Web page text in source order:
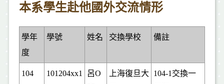
本系學生赴他國外交流情形
學年
度
學號 姓名 交換學校 備註
104 101204xx1
呂O
上海復旦大
104-1 交換一